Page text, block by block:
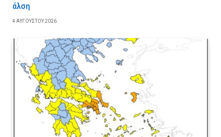
άλση
4 ΑΥΓΟΎΣΤΟΥ 2026